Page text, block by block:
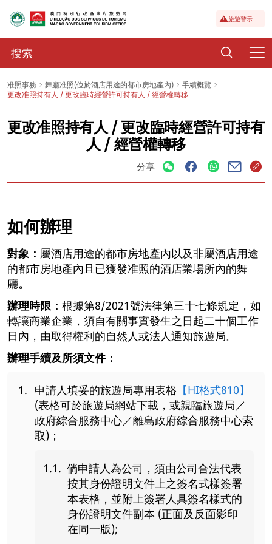
旅遊警示
准照事務 舞廳准照(位於酒店用途的都市房地產內)
手續概覽
更改准照持有人 / 更改臨時經營許可持有人 / 經營權轉移
更改准照持有人 / 更改臨時經營許可持有
人 / 經營權轉移
分享
如何辦理
對象： 屬酒店用途的都市房地產內以及非屬酒店用途
的都市房地產內且已獲發准照的酒店業場所內的舞
廳。
辦理時限： 根據第8/2021號法律第三十七條規定，如
轉讓商業企業，須自有關事實發生之日起二十個工作
日內，由取得權利的自然人或法人通知旅遊局。
辦理手續及所須文件：
申請人填妥的旅遊局專用表格 【HI格式810】
(表格可於旅遊局網站下載，或親臨旅遊局／
政府綜合服務中心／離島政府綜合服務中心索
取)；
倘申請人為公司，須由公司合法代表
按其身份證明文件上之簽名式樣簽署
本表格，並附上簽署人具簽名樣式的
身份證明文件副本 (正面及反面影印
在同一版);